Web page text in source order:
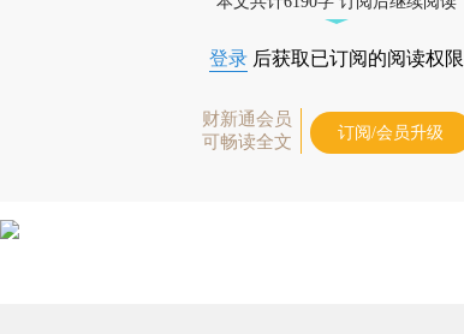
登录 后获取已订阅的阅读权限
财新通会员
可畅读全文
订阅/会员升级